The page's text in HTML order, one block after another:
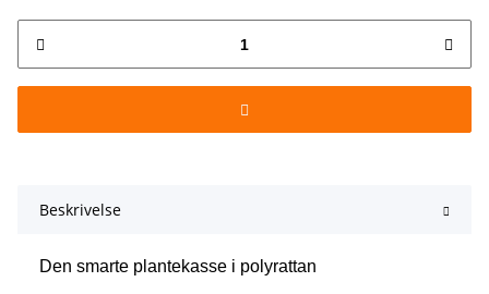
Beskrivelse
Den smarte plantekasse i polyrattan